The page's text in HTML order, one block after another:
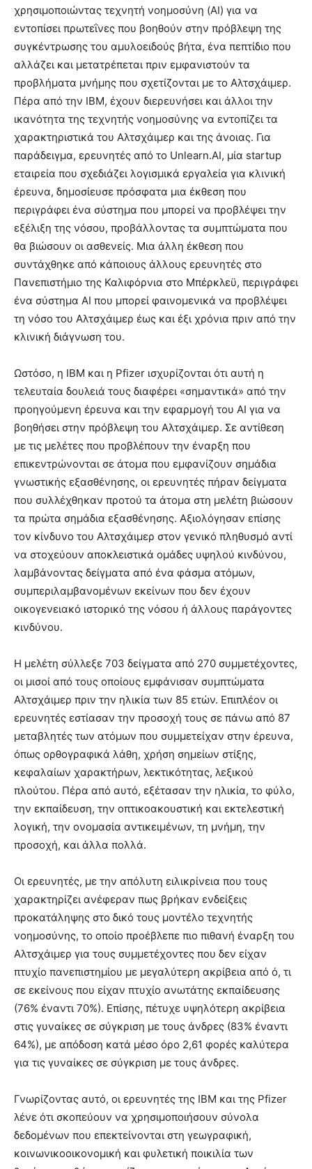
χρησιμοποιώντας τεχνητή νοημοσύνη (AI) για να
εντοπίσει πρωτεΐνες που βοηθούν στην πρόβλεψη της
συγκέντρωσης του αμυλοειδούς βήτα, ένα πεπτίδιο που
αλλάζει και μετατρέπεται πριν εμφανιστούν τα
προβλήματα μνήμης που σχετίζονται με το Αλτσχάιμερ.
Πέρα ​​από την IBM, έχουν διερευνήσει και άλλοι την
ικανότητα της τεχνητής νοημοσύνης να εντοπίζει τα
χαρακτηριστικά του Αλτσχάιμερ και της άνοιας. Για
παράδειγμα, ερευνητές από το Unlearn.AI, μία startup
εταιρεία που σχεδιάζει λογισμικά εργαλεία για κλινική
έρευνα, δημοσίευσε πρόσφατα μια έκθεση που
περιγράφει ένα σύστημα που μπορεί να προβλέψει την
εξέλιξη της νόσου, προβάλλοντας τα συμπτώματα που
θα βιώσουν οι ασθενείς. Μια άλλη έκθεση που
συντάχθηκε από κάποιους άλλους ερευνητές στο
Πανεπιστήμιο της Καλιφόρνια στο Μπέρκλεϋ, περιγράφει
ένα σύστημα AI που μπορεί φαινομενικά να προβλέψει
τη νόσο του Αλτσχάιμερ έως και έξι χρόνια πριν από την
κλινική διάγνωση του.
Ωστόσο, η IBM και η Pfizer ισχυρίζονται ότι αυτή η
τελευταία δουλειά τους διαφέρει «σημαντικά» από την
προηγούμενη έρευνα και την εφαρμογή του AI για να
βοηθήσει στην πρόβλεψη του Αλτσχάιμερ. Σε αντίθεση
με τις μελέτες που προβλέπουν την έναρξη που
επικεντρώνονται σε άτομα που εμφανίζουν σημάδια
γνωστικής εξασθένησης, οι ερευνητές πήραν δείγματα
που συλλέχθηκαν προτού τα άτομα στη μελέτη βιώσουν
τα πρώτα σημάδια εξασθένησης. Αξιολόγησαν επίσης
τον κίνδυνο του Αλτσχάιμερ στον γενικό πληθυσμό αντί
να στοχεύουν αποκλειστικά ομάδες υψηλού κινδύνου,
λαμβάνοντας δείγματα από ένα φάσμα ατόμων,
συμπεριλαμβανομένων εκείνων που δεν έχουν
οικογενειακό ιστορικό της νόσου ή άλλους παράγοντες
κινδύνου.
Η μελέτη σύλλεξε 703 δείγματα από 270 συμμετέχοντες,
οι μισοί από τους οποίους εμφάνισαν συμπτώματα
Αλτσχάιμερ πριν την ηλικία των 85 ετών. Επιπλέον οι
ερευνητές εστίασαν την προσοχή τους σε πάνω από 87
μεταβλητές των ατόμων που συμμετείχαν στην έρευνα,
όπως ορθογραφικά λάθη, χρήση σημείων στίξης,
κεφαλαίων χαρακτήρων, λεκτικότητας, λεξικού
πλούτου. Πέρα από αυτό, εξέτασαν την ηλικία, το φύλο,
την εκπαίδευση, την οπτικοακουστική και εκτελεστική
λογική, την ονομασία αντικειμένων, τη μνήμη, την
προσοχή, και άλλα πολλά.
Οι ερευνητές, με την απόλυτη ειλικρίνεια που τους
χαρακτηρίζει ανέφεραν πως βρήκαν ενδείξεις
προκατάληψης στο δικό τους μοντέλο τεχνητής
νοημοσύνης, το οποίο προέβλεπε πιο πιθανή έναρξη του
Αλτσχάιμερ για τους συμμετέχοντες που δεν είχαν
πτυχίο πανεπιστημίου με μεγαλύτερη ακρίβεια από ό, τι
σε εκείνους που είχαν πτυχίο ανωτάτης εκπαίδευσης
(76% έναντι 70%). Επίσης, πέτυχε υψηλότερη ακρίβεια
στις γυναίκες σε σύγκριση με τους άνδρες (83% έναντι
64%), με απόδοση κατά μέσο όρο 2,61 φορές καλύτερα
για τις γυναίκες σε σύγκριση με τους άνδρες.
Γνωρίζοντας αυτό, οι ερευνητές της IBM και της Pfizer
λένε ότι σκοπεύουν να χρησιμοποιήσουν σύνολα
δεδομένων που επεκτείνονται στη γεωγραφική,
κοινωνικοοικονομική και φυλετική ποικιλία των